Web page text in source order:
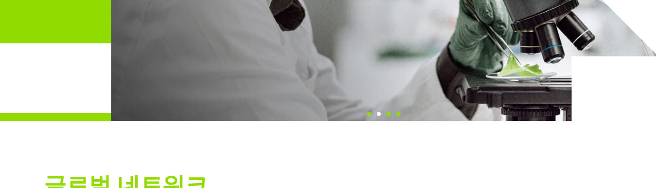
요구 사항을 이해합니다.
미래를 만드는 열쇠입니다.
서 친환경 혁신을 추진할 수 있
제공합니다. 지속 가능한 작물
요구 사항을 이해합니다.
미래를 만드는 열쇠입니다.
서 친환경 혁신을 추진할 수 있
제공합니다. 지속 가능한 작물
요구 사항을 이해합니다.
미래를 만드는 열쇠입니다.
서 친환경 혁신을 추진할 수 있
제공합니다. 지속 가능한 작물